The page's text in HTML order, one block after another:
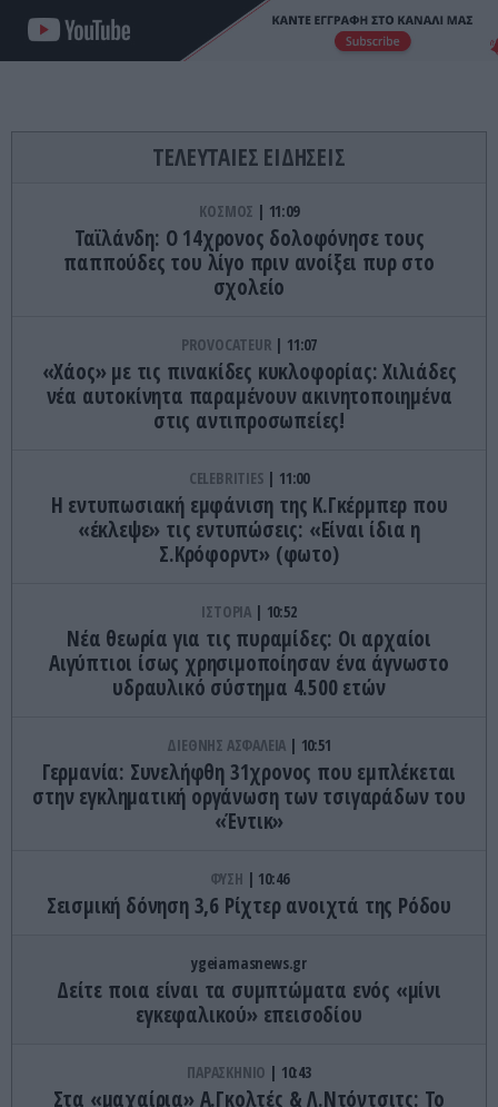
ΤΕΛΕΥΤΑΙΕΣ ΕΙΔΗΣΕΙΣ
ΚΟΣΜΟΣ 11:09
Ταϊλάνδη: Ο 14χρονος δολοφόνησε τους
παππούδες του λίγο πριν ανοίξει πυρ στο
σχολείο
PROVOCATEUR 11:07
«Χάος» με τις πινακίδες κυκλοφορίας: Χιλιάδες
νέα αυτοκίνητα παραμένουν ακινητοποιημένα
στις αντιπροσωπείες!
CELEBRITIES 11:00
Η εντυπωσιακή εμφάνιση της Κ.Γκέρμπερ που
«έκλεψε» τις εντυπώσεις: «Είναι ίδια η
Σ.Κρόφορντ» (φωτο)
ΙΣΤΟΡΙΑ 10:52
Νέα θεωρία για τις πυραμίδες: Οι αρχαίοι
Αιγύπτιοι ίσως χρησιμοποίησαν ένα άγνωστο
υδραυλικό σύστημα 4.500 ετών
ΔΙΕΘΝΗΣ ΑΣΦΑΛΕΙΑ 10:51
Γερμανία: Συνελήφθη 31χρονος που εμπλέκεται
στην εγκληματική οργάνωση των τσιγαράδων του
«Έντικ»
ΦΥΣΗ 10:46
Σεισμική δόνηση 3,6 Ρίχτερ ανοιχτά της Ρόδου
ygeiamasnews.gr
Δείτε ποια είναι τα συμπτώματα ενός «μίνι
εγκεφαλικού» επεισοδίου
ΠΑΡΑΣΚΗΝΙΟ 10:43
Στα «μαχαίρια» Α.Γκολτές & Λ.Ντόντσιτς: Το